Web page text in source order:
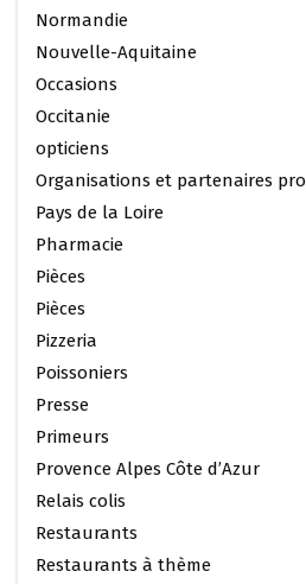
Normandie
Nouvelle-Aquitaine
Occasions
Occitanie
opticiens
Organisations et partenaires pro
Pays de la Loire
Pharmacie
Pièces
Pièces
Pizzeria
Poissoniers
Presse
Primeurs
Provence Alpes Côte d’Azur
Relais colis
Restaurants
Restaurants à thème